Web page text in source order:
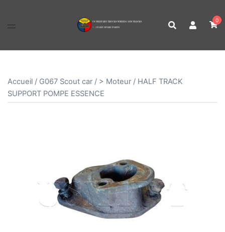
0
Accueil / G067 Scout car / > Moteur / HALF TRACK
SUPPORT POMPE ESSENCE